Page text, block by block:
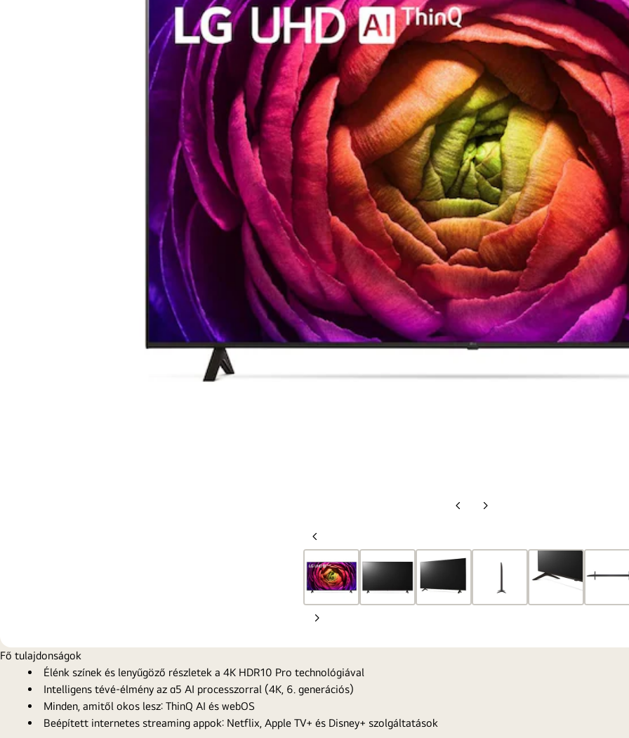
ElőzőKövetkező
Előző
Következő
Fő tulajdonságok
Élénk színek és lenyűgöző részletek a 4K HDR10 Pro technológiával
Intelligens tévé-élmény az α5 AI processzorral (4K, 6. generációs)
Minden, amitől okos lesz: ThinQ AI és webOS
Beépített internetes streaming appok: Netflix, Apple TV+ és Disney+ szolgáltatások